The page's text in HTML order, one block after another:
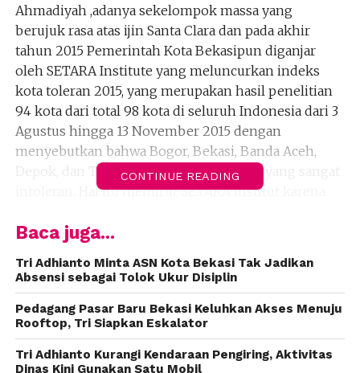
Ahmadiyah ,adanya sekelompok massa yang
berujuk rasa atas ijin Santa Clara dan pada akhir
tahun 2015 Pemerintah Kota Bekasipun diganjar
oleh SETARA Institute yang meluncurkan indeks
kota toleran 2015, yang merupakan hasil penelitian
94 kota dari total 98 kota di seluruh Indonesia dari 3
Agustus hingga 13 November 2015 dengan
menyebutkan bahwa Bogor, Bekasi, Banda Aceh,
Depok, dan Tangerang merupakan kota yang sangat
intoleran. Hal itu menurut SETARA Institut karena
beragama dan berkeyakinan di kota itu serta
dikeluarkan oleh pemerintah setempat yang
diskriminatif terhadap kelompok minoritas.
Saya tidak mempermasalahkan penilaian tersebut
,bagi saya semua harus melalui proses dan tahapan
yang baik sehingga sikap toleransi mutlak
CONTINUE READING
Baca juga...
Tri Adhianto Minta ASN Kota Bekasi Tak Jadikan
Absensi sebagai Tolok Ukur Disiplin
Pedagang Pasar Baru Bekasi Keluhkan Akses Menuju
Rooftop, Tri Siapkan Eskalator
Tri Adhianto Kurangi Kendaraan Pengiring, Aktivitas
Dinas Kini Gunakan Satu Mobil